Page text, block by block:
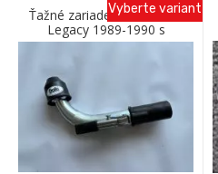
Ťažné zariadenie SUBARU
Legacy 1989-1990 s
bajonetovým odnímaním C
Vyberte variant